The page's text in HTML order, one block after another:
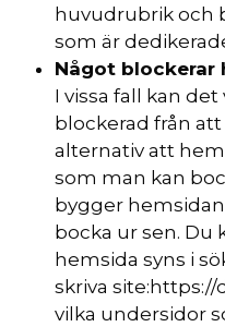
huvudrubrik och
som är
Något blockerar
I vissa fall kan
blockerad från att
alternativ att
som man kan
bygger
bocka ur sen. Du
hemsida syns i
skriva site:https://
vilka undersidor